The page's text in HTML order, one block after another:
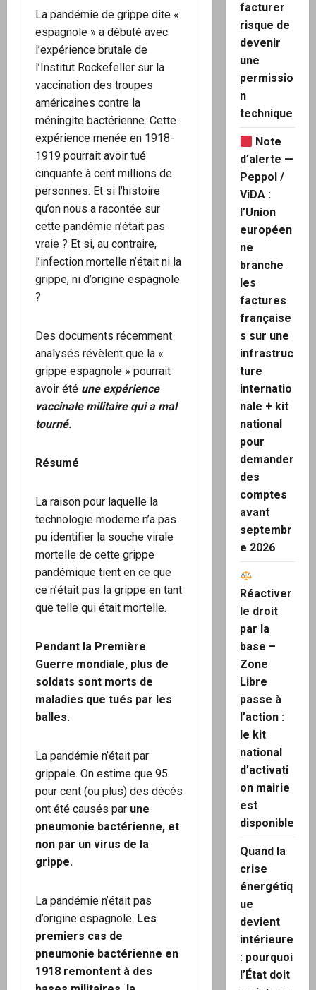
La pandémie de grippe dite «
espagnole » a débuté avec
l’expérience brutale de
l’Institut Rockefeller sur la
vaccination des troupes
américaines contre la
méningite bactérienne. Cette
expérience menée en 1918-
1919 pourrait avoir tué
cinquante à cent millions de
personnes. Et si l’histoire
qu’on nous a racontée sur
cette pandémie n’était pas
vraie ? Et si, au contraire,
l’infection mortelle n’était ni la
grippe, ni d’origine espagnole
?
Des documents récemment
analysés révèlent que la «
grippe espagnole » pourrait
avoir été une expérience
vaccinale militaire qui a mal
tourné.
Résumé
La raison pour laquelle la
technologie moderne n’a pas
pu identifier la souche virale
mortelle de cette grippe
pandémique tient en ce que
ce n’était pas la grippe en tant
que telle qui était mortelle.
Pendant la Première
Guerre mondiale, plus de
soldats sont morts de
maladies que tués par les
balles.
La pandémie n’était par
grippale. On estime que 95
pour cent (ou plus) des décès
ont été causés par une
pneumonie bactérienne, et
non par un virus de la
grippe.
La pandémie n’était pas
d’origine espagnole. Les
premiers cas de
pneumonie bactérienne en
1918 remontent à des
facturer
risque de
devenir
une
permissio
n
technique
Note
d’alerte —
Peppol /
ViDA :
l’Union
européen
ne
branche
les
factures
française
s sur une
infrastruc
ture
internatio
nale + kit
national
pour
demander
des
comptes
avant
septembr
e 2026
Réactiver
le droit
par la
base –
Zone
Libre
passe à
l’action :
le kit
national
d’activati
on mairie
est
disponible
Quand la
crise
énergétiq
ue
devient
intérieure
: pourquoi
l’État doit